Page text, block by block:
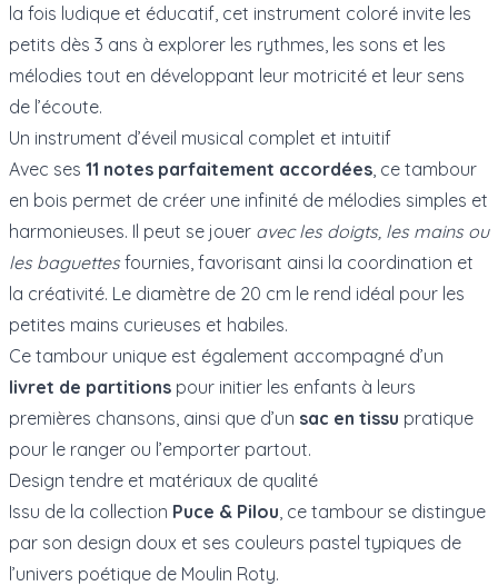
la fois ludique et éducatif, cet instrument coloré invite les
petits dès 3 ans à explorer les rythmes, les sons et les
mélodies tout en développant leur motricité et leur sens
de l’écoute.
Un instrument d’éveil musical complet et intuitif
Avec ses 11 notes parfaitement accordées , ce tambour
en bois permet de créer une infinité de mélodies simples et
harmonieuses. Il peut se jouer avec les doigts, les mains ou
les baguettes fournies, favorisant ainsi la coordination et
la créativité. Le diamètre de 20 cm le rend idéal pour les
petites mains curieuses et habiles.
Ce tambour unique est également accompagné d’un
livret de partitions pour initier les enfants à leurs
premières chansons, ainsi que d’un sac en tissu pratique
pour le ranger ou l’emporter partout.
Design tendre et matériaux de qualité
Issu de la collection Puce & Pilou , ce tambour se distingue
par son design doux et ses couleurs pastel typiques de
l’univers poétique de Moulin Roty.